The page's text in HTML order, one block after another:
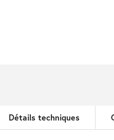
Détails techniques